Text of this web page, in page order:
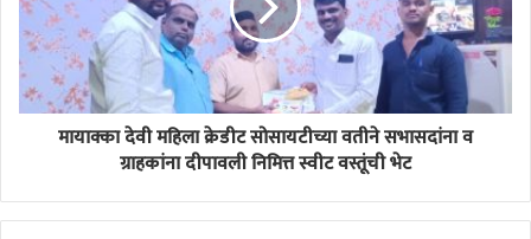
मायाक्का देवी महिला क्रेडीट सोसायटीच्या वतीने सभासदांना व
ग्राहकांना दीपावली निमित्त स्वीट वस्तूंची भेट